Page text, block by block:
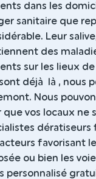
dans les
sanitaire que
Leur
des
sur les lieux
déjà là , nous
Nous
que vos locaux ne
favorisant
ou bien les
personnalisé